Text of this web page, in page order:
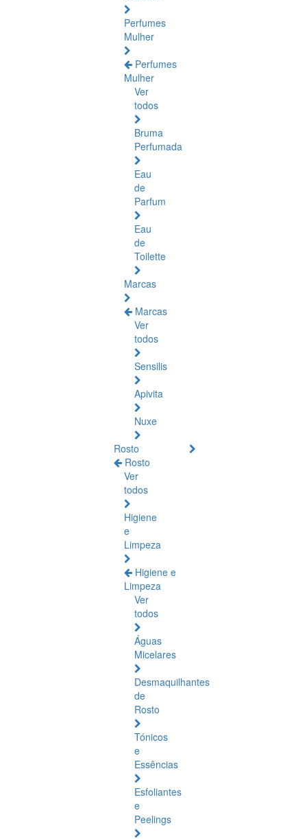
Perfumes
Mulher
Perfumes
Mulher
Ver
todos
Bruma
Perfumada
Eau
de
Parfum
Eau
de
Toilette
Marcas
Marcas
Ver
todos
Sensilis
Apivita
Nuxe
Rosto
Rosto
Ver
todos
Higiene
e
Limpeza
Higiene e
Limpeza
Ver
todos
Águas
Micelares
Desmaquilhantes
de
Rosto
Tónicos
e
Essências
Esfoliantes
e
Peelings